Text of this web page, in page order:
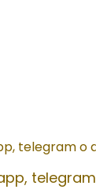
telegram